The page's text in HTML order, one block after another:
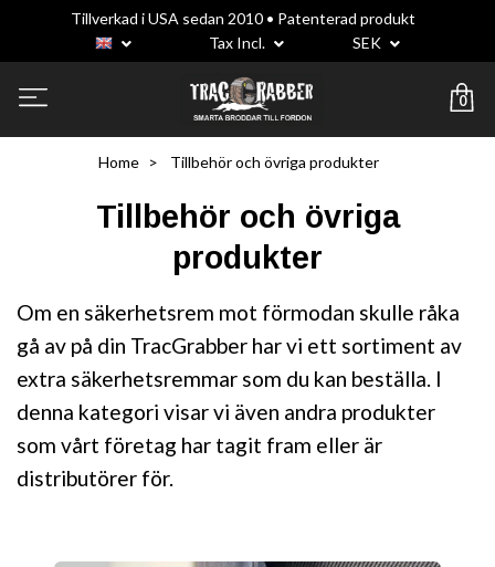
Tillverkad i USA sedan 2010 • Patenterad produkt
Tax Incl.
SEK
0
Home Tillbehör och övriga produkter
Tillbehör och övriga
produkter
Om en säkerhetsrem mot förmodan skulle råka
gå av på din TracGrabber har vi ett sortiment av
extra säkerhetsremmar som du kan beställa. I
denna kategori visar vi även andra produkter
som vårt företag har tagit fram eller är
distributörer för.